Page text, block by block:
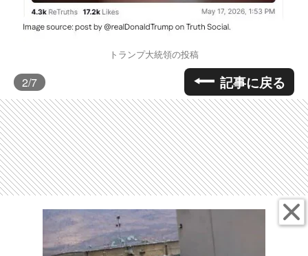
トランプ大統領の投稿
2/7 記事に戻る